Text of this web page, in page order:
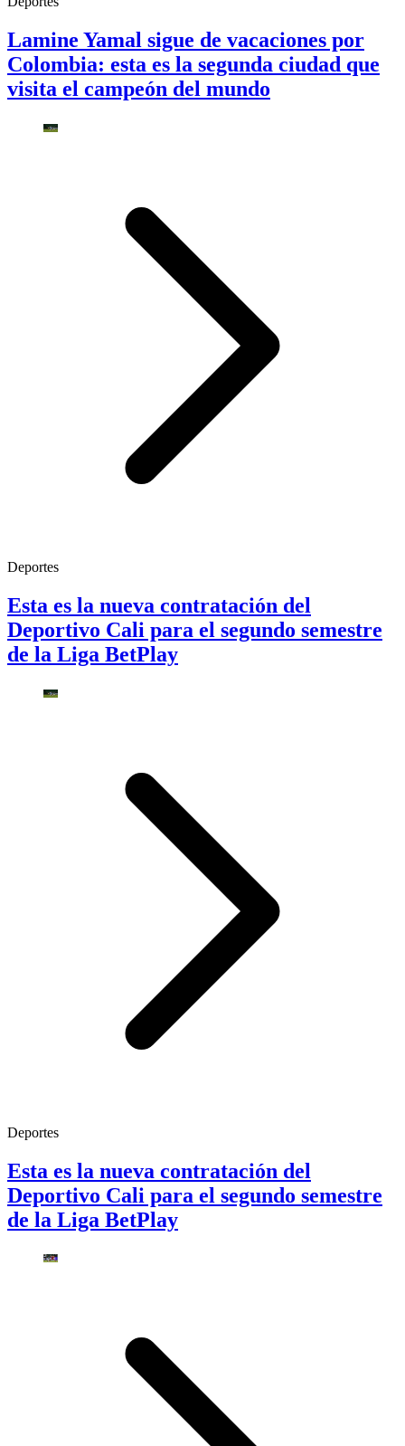
Lamine Yamal sigue de vacaciones por
Colombia: esta es la segunda ciudad que
visita el campeón del mundo
Deportes
Esta es la nueva contratación del
Deportivo Cali para el segundo semestre
de la Liga BetPlay
Deportes
Esta es la nueva contratación del
Deportivo Cali para el segundo semestre
de la Liga BetPlay